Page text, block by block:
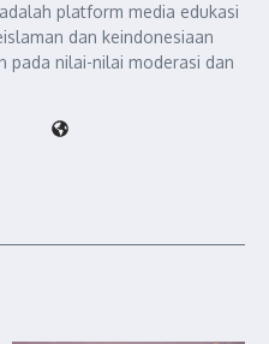
platform media edukasi
dan keindonesiaan
pada nilai-nilai moderasi dan